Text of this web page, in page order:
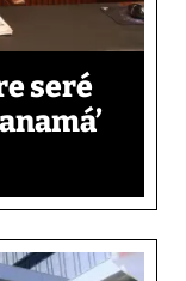
seré